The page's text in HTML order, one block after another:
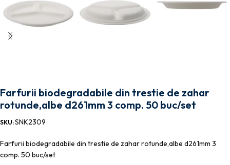
Farfurii biodegradabile din trestie de zahar
rotunde,albe d261mm 3 comp. 50 buc/set
SKU:SNK2309
Farfurii biodegradabile din trestie de zahar rotunde,albe d261mm 3
comp. 50 buc/set